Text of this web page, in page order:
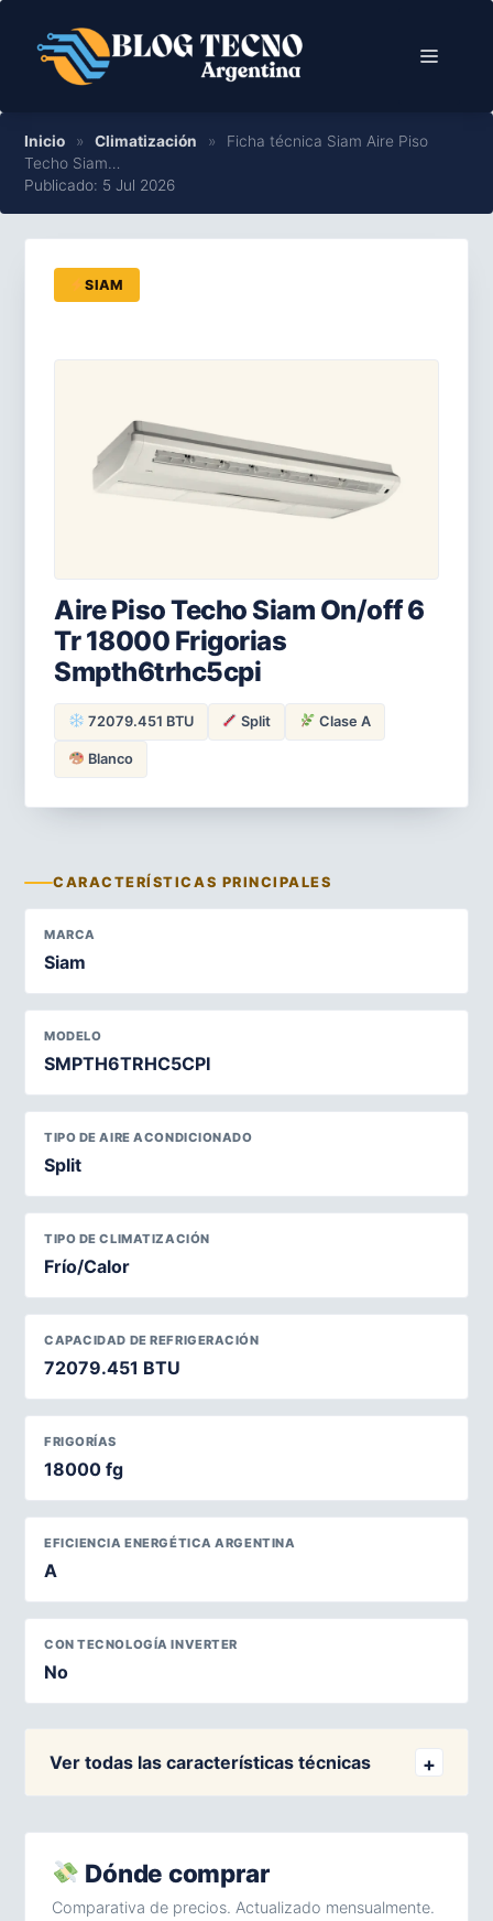
contenido
Menú
Inicio » Climatización »
Ficha técnica Siam Aire Piso
Techo Siam…
Publicado: 5 Jul 2026
SIAM
Aire Piso Techo Siam On/off 6
Tr 18000 Frigorias
Smpth6trhc5cpi
72079.451 BTU Split Clase A
Blanco
CARACTERÍSTICAS PRINCIPALES
MARCA
Siam
MODELO
SMPTH6TRHC5CPI
TIPO DE AIRE ACONDICIONADO
Split
TIPO DE CLIMATIZACIÓN
Frío/Calor
CAPACIDAD DE REFRIGERACIÓN
72079.451 BTU
FRIGORÍAS
18000 fg
EFICIENCIA ENERGÉTICA ARGENTINA
A
CON TECNOLOGÍA INVERTER
No
Ver todas las características técnicas
Dónde comprar
Comparativa de precios. Actualizado mensualmente.